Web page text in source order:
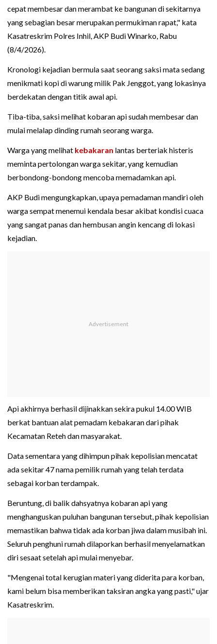
cepat membesar dan merambat ke bangunan di sekitarnya
yang sebagian besar merupakan permukiman rapat," kata
Kasatreskrim Polres Inhil, AKP Budi Winarko, Rabu
(8/4/2026).
Kronologi kejadian bermula saat seorang saksi mata sedang
menikmati kopi di warung milik Pak Jenggot, yang lokasinya
berdekatan dengan titik awal api.
Tiba-tiba, saksi melihat kobaran api sudah membesar dan
mulai melalap dinding rumah seorang warga.
Warga yang melihat kebakaran lantas berteriak histeris
meminta pertolongan warga sekitar, yang kemudian
berbondong-bondong mencoba memadamkan api.
AKP Budi mengungkapkan, upaya pemadaman mandiri oleh
warga sempat menemui kendala besar akibat kondisi cuaca
yang sangat panas dan hembusan angin kencang di lokasi
kejadian.
Api akhirnya berhasil dijinakkan sekira pukul 14.00 WIB
berkat bantuan alat pemadam kebakaran dari pihak
Kecamatan Reteh dan masyarakat.
Data sementara yang dihimpun pihak kepolisian mencatat
ada sekitar 47 nama pemilik rumah yang telah terdata
sebagai korban terdampak.
Beruntung, di balik dahsyatnya kobaran api yang
menghanguskan puluhan bangunan tersebut, pihak kepolisian
memastikan bahwa tidak ada korban jiwa dalam musibah ini.
Seluruh penghuni rumah dilaporkan berhasil menyelamatkan
diri sesaat setelah api mulai menyebar.
"Mengenai total kerugian materi yang diderita para korban,
kami belum bisa memberikan taksiran angka yang pasti," ujar
Kasatreskrim.